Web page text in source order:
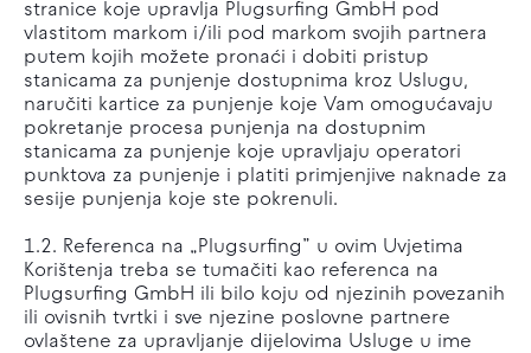
stranice koje upravlja Plugsurfing GmbH pod
vlastitom markom i/ili pod markom svojih partnera
putem kojih možete pronaći i dobiti pristup
stanicama za punjenje dostupnima kroz Uslugu,
naručiti kartice za punjenje koje Vam omogućavaju
pokretanje procesa punjenja na dostupnim
stanicama za punjenje koje upravljaju operatori
punktova za punjenje i platiti primjenjive naknade za
sesije punjenja koje ste pokrenuli.
1.2. Referenca na „Plugsurfing” u ovim Uvjetima
Korištenja treba se tumačiti kao referenca na
Plugsurfing GmbH ili bilo koju od njezinih povezanih
ili ovisnih tvrtki i sve njezine poslovne partnere
ovlaštene za upravljanje dijelovima Usluge u ime